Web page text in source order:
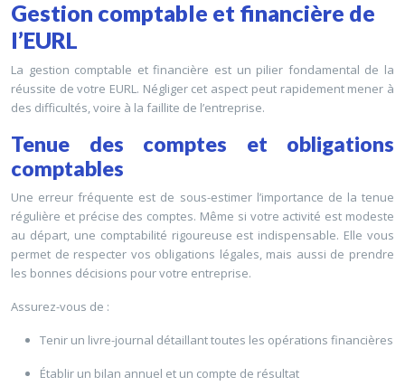
Gestion comptable et financière de
l’EURL
La gestion comptable et financière est un pilier fondamental de la
réussite de votre EURL. Négliger cet aspect peut rapidement mener à
des difficultés, voire à la faillite de l’entreprise.
Tenue des comptes et obligations
comptables
Une erreur fréquente est de sous-estimer l’importance de la tenue
régulière et précise des comptes. Même si votre activité est modeste
au départ, une comptabilité rigoureuse est indispensable. Elle vous
permet de respecter vos obligations légales, mais aussi de prendre
les bonnes décisions pour votre entreprise.
Assurez-vous de :
Tenir un livre-journal détaillant toutes les opérations financières
Établir un bilan annuel et un compte de résultat